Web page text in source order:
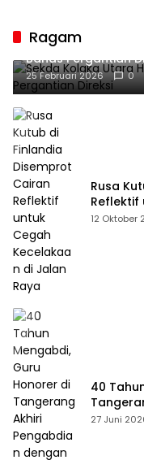
Ragam
Sekda Kolaka Utara
Bahas Pergantian
25 Februari 2026 0
Rusa
Reflektif
Raya
12 Oktober
40
Rp414
27 Juni